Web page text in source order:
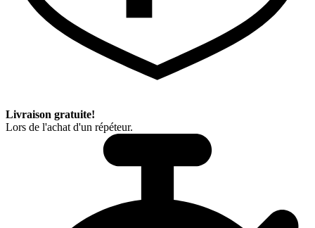
Livraison gratuite!
Lors de l'achat d'un répéteur.